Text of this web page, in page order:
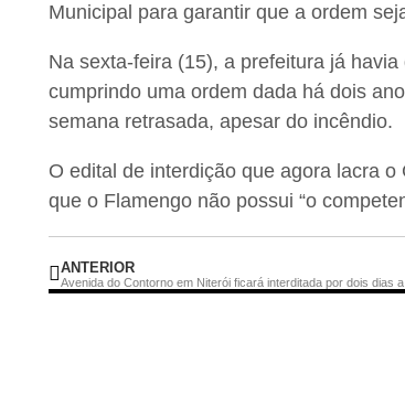
Municipal para garantir que a ordem
Na sexta-feira (15), a prefeitura já
cumprindo uma ordem dada há dois
semana retrasada, apesar do incêndio.
O edital de interdição que agora lacra
que o Flamengo não possui “o
ANTERIOR